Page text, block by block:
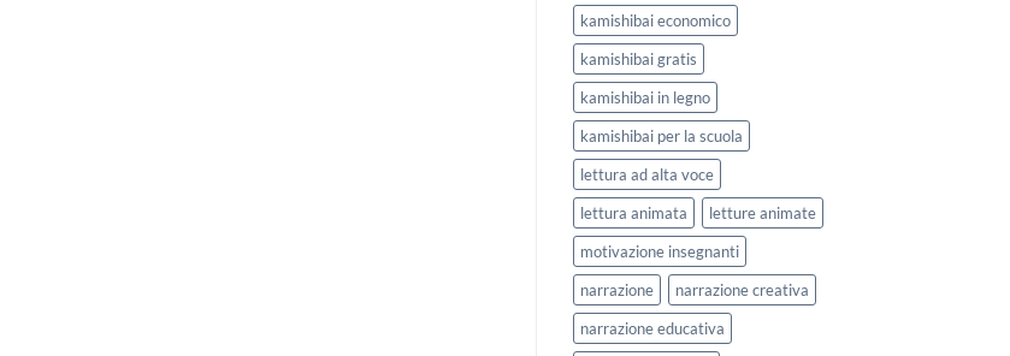
kamishibai economico
kamishibai gratis
kamishibai in legno
kamishibai per la scuola
lettura ad alta voce
lettura animata
letture animate
motivazione insegnanti
narrazione
narrazione creativa
narrazione educativa